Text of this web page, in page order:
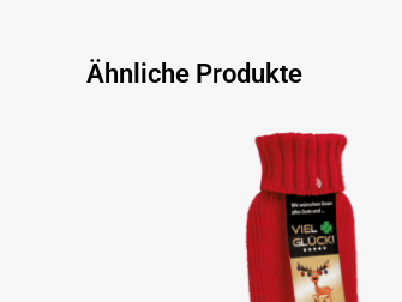
Ähnliche Produkte